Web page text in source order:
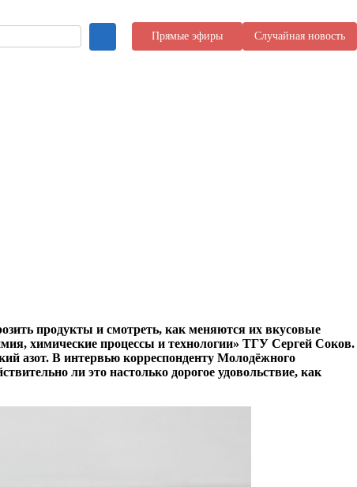
Прямые эфиры Случайная новость
продукты и смотреть, как меняются их вкусовые
химические процессы и технологии» ТГУ Сергей Соков.
азот. В интервью корреспонденту Молодёжного
ли это настолько дорогое удовольствие, как